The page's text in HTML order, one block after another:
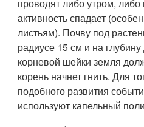
проводят либо утром, либо
активность спадает
листьям). Почву под
радиусе 15 см и на
корневой шейки земля
корень начнет гнить. Для
подобного развития
используют капельный